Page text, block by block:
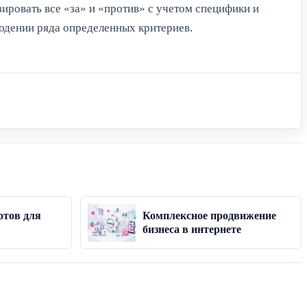
все «за» и «против» с учетом специфики и
ряда определенных критериев.
для
Комплексное продвижение
бизнеса в интернете